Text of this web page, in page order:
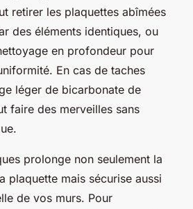
retirer les plaquettes abîmées
des éléments identiques, ou
en profondeur pour
En cas de taches
léger de bicarbonate de
faire des merveilles sans
prolonge non seulement la
plaquette mais sécurise aussi
de vos murs. Pour